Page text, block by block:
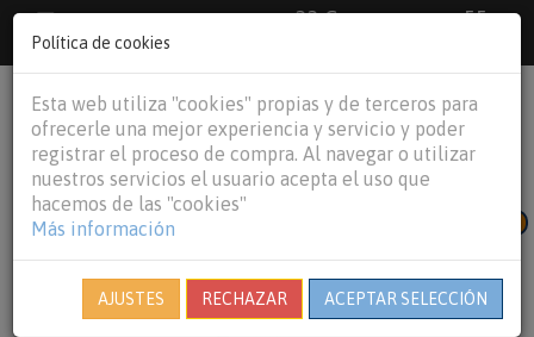
33 €
55
€Baleares y
person shopping_cart
Política de cookies
Esta web utiliza "cookies" propias y de terceros para
ofrecerle una mejor experiencia y servicio y poder
registrar el proceso de compra. Al navegar o utilizar
nuestros servicios el usuario acepta el uso que
hacemos de las "cookies"
Más información
AJUSTES RECHAZAR ACEPTAR SELECCIÓN